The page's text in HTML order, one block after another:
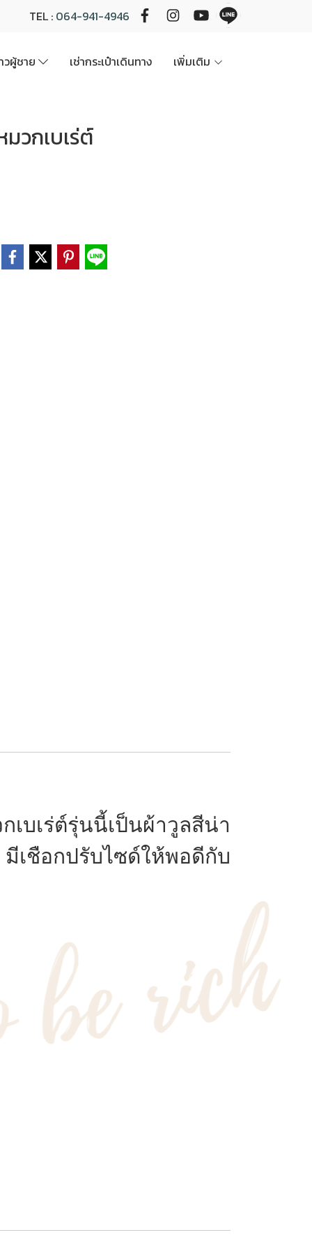
TEL : 064-941-4946
วผู้ชาย เช่ากระเป๋าเดินทาง เพิ่มเติม
วกเบเร่ต์
บเร่ต์รุ่นนี้เป็นผ้าวูลสีน่า
ชือกปรับไซด์ให้พอดีกับ